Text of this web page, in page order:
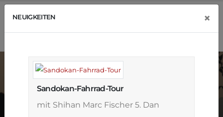
NEUIGKEITEN ×
Sandokan-Fahrrad-Tour
mit Shihan Marc Fischer 5. Dan